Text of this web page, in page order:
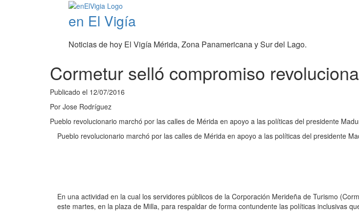
en El Vigía
Noticias de hoy El Vigía Mérida, Zona Panamericana y Sur del Lago.
Cormetur selló compromiso
Publicado el 12/07/2016
Por Jose Rodríguez
Pueblo revolucionario marchó por las calles de Mérida en apoyo a las políticas del presidente
Pueblo revolucionario marchó por las calles de Mérida en apoyo a las políticas del presidente
En una actividad en la cual los servidores públicos de la Corporación Merideña de Turismo
este martes, en la plaza de Milla, para respaldar de forma contundente las políticas inclusivas